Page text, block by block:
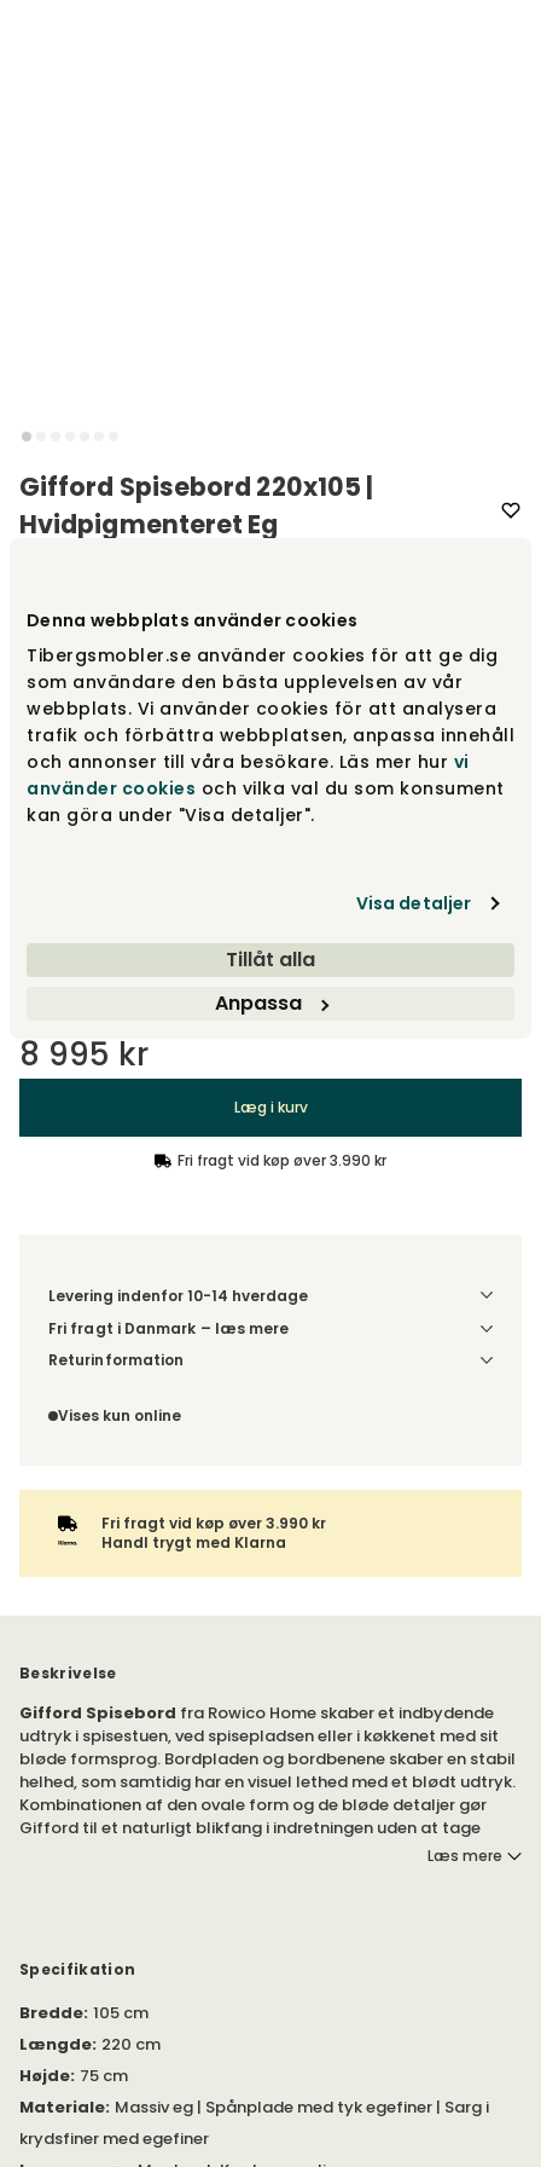
Denna webbplats använder cookies
Tibergsmobler.se använder cookies för att ge dig
som användare den bästa upplevelsen av vår
webbplats. Vi använder cookies för att analysera
trafik och förbättra webbplatsen, anpassa innehåll
och annonser till våra besökare. Läs mer hur vi
använder cookies och vilka val du som konsument
kan göra under "Visa detaljer".
Visa detaljer
Tillåt alla
Anpassa
Gifford Spisebord 220x105 |
Hvidpigmenteret Eg
Vælg udførelseHvidpigmenteret eg
Hvidpigmenteret eg 8 995 kr
Brun eg
8 995 kr
Læg i kurv
Fri fragt vid køp øver 3.990 kr
Levering indenfor 10-14 hverdage
Fri fragt i Danmark – læs mere
Denne vare leveres til din dør/tomtgrænse. Inden levering
produkter, sendes hele ordren samlet.
Returinformation
ordre.
Vises kun online
Fri fragt vid køp øver 3.990 kr
Handl trygt med Klarna
Beskrivelse
Gifford Spisebord fra Rowico Home skaber et indbydende
udtryk i spisestuen, ved spisepladsen eller i køkkenet med sit
bløde formsprog. Bordpladen og bordbenene skaber en stabil
helhed, som samtidig har en visuel lethed med et blødt udtryk.
Kombinationen af den ovale form og de bløde detaljer gør
Gifford til et naturligt blikfang i indretningen uden at tage
Spisebordet Gifford har et indbydende udtryk, som smelter ind
i spisestuen, ved spisepladsen eller i køkkenet på en harmonisk
måde.
Bordpladen er fremstillet af spånplade med tyk egefiner (3
millimeter). Sargen er fremstillet i krydsfiner med egefiner.
Læs mere
Specifikation
Bredde: 105 cm
Længde: 220 cm
Højde: 75 cm
Materiale: Massiv eg | Spånplade med tyk egefiner | Sarg i
krydsfiner med egefiner